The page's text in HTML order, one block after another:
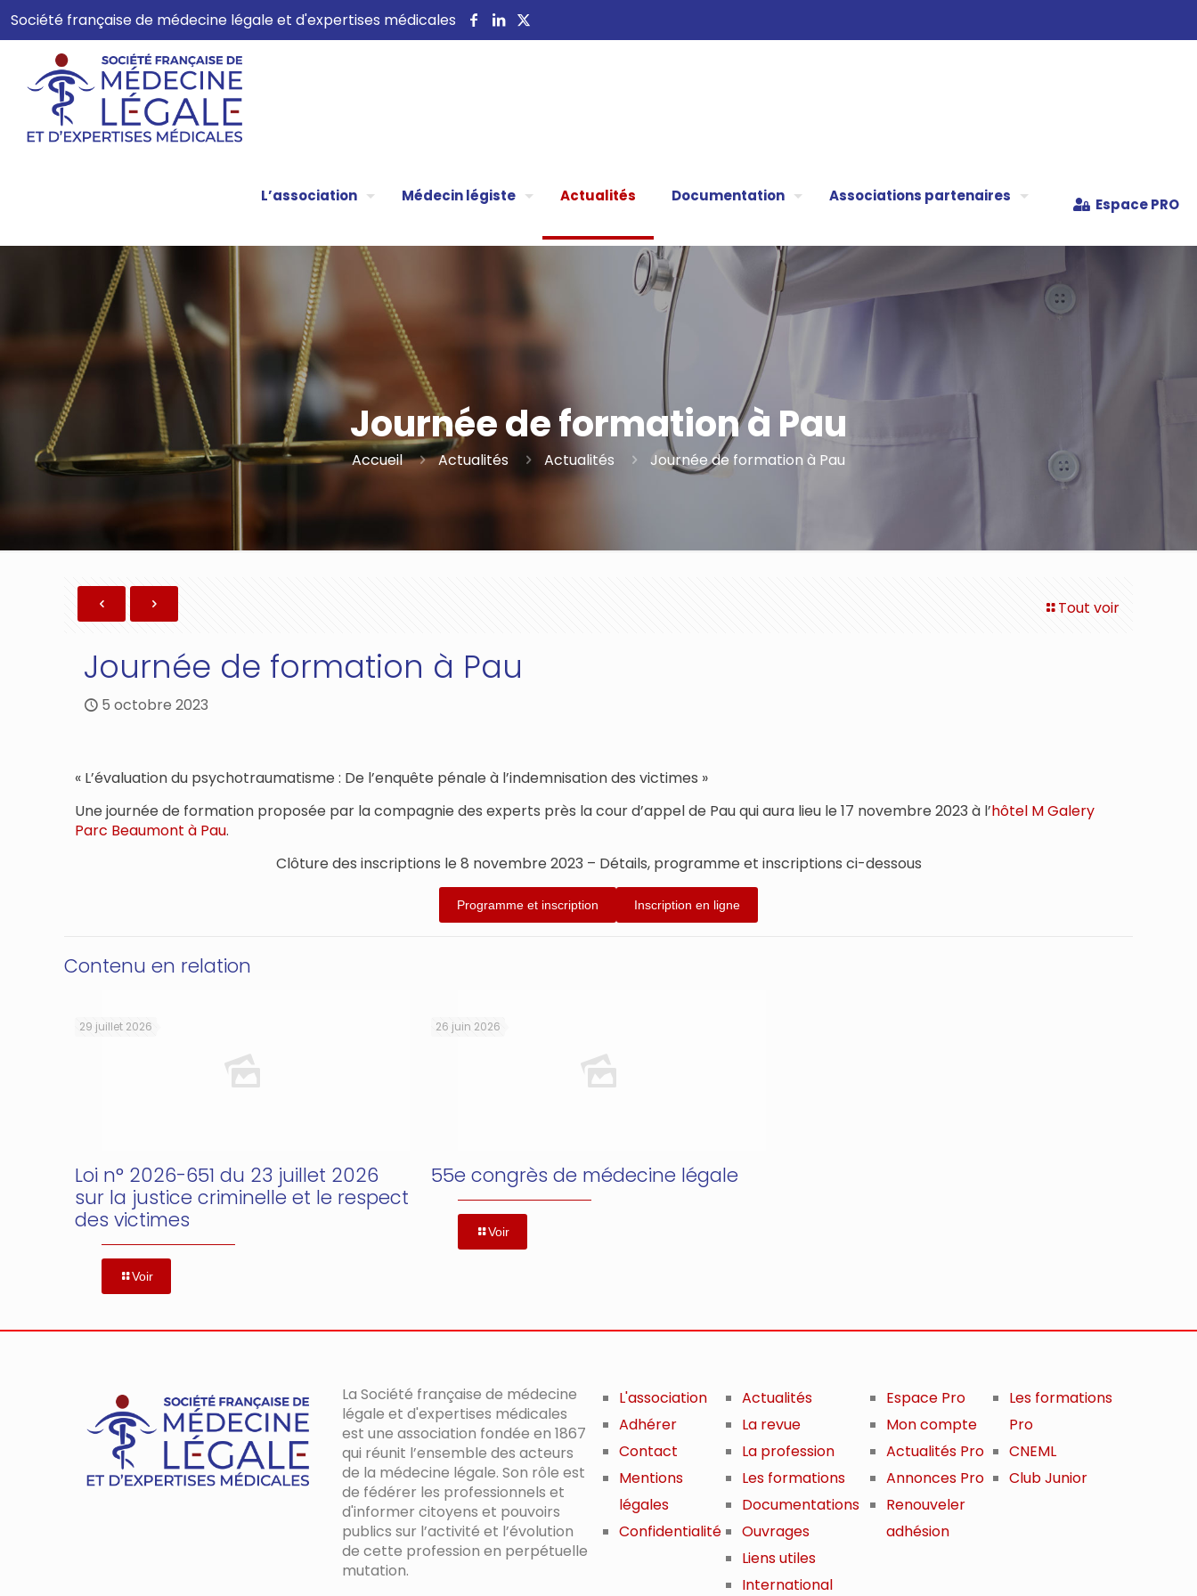
Société française de médecine légale et d'expertises médicales
L’association Médecin légiste Actualités Documentation Associations partenaires Espace PRO
Journée de formation à Pau
Accueil Actualités Actualités Journée de formation à Pau
Tout voir
Journée de formation à Pau
5 octobre 2023
« L’évaluation du psychotraumatisme : De l’enquête pénale à l’indemnisation des victimes »
Une journée de formation proposée par la compagnie des experts près la cour d’appel de Pau qui aura lieu le 17 novembre 2023 à l’hôtel M Galery
Parc Beaumont à Pau.
Clôture des inscriptions le 8 novembre 2023 – Détails, programme et inscriptions ci-dessous
Programme et inscription Inscription en ligne
Contenu en relation
29 juillet 2026
Loi n° 2026-651 du 23 juillet 2026
sur la justice criminelle et le respect
des victimes
Voir
26 juin 2026
55e congrès de médecine légale
Voir
La Société française de médecine
légale et d'expertises médicales
est une association fondée en 1867
qui réunit l’ensemble des acteurs
de la médecine légale. Son rôle est
de fédérer les professionnels et
d'informer citoyens et pouvoirs
publics sur l’activité et l’évolution
de cette profession en perpétuelle
mutation.
L'association
Adhérer
Contact
Mentions
légales
Confidentialité
Actualités
La revue
La profession
Les formations
Documentations
Ouvrages
Liens utiles
International
Espace Pro
Mon compte
Actualités Pro
Annonces Pro
Renouveler
adhésion
Les formations
Pro
CNEML
Club Junior